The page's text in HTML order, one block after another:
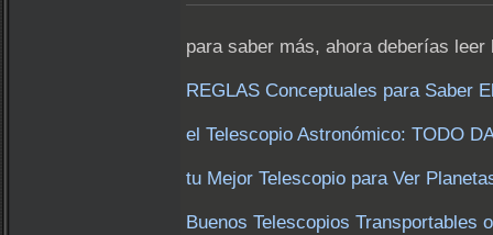
para saber más, ahora deberías leer
REGLAS Conceptuales para Saber
el Telescopio Astronómico: TODO
tu Mejor Telescopio para Ver
Buenos Telescopios Transportables